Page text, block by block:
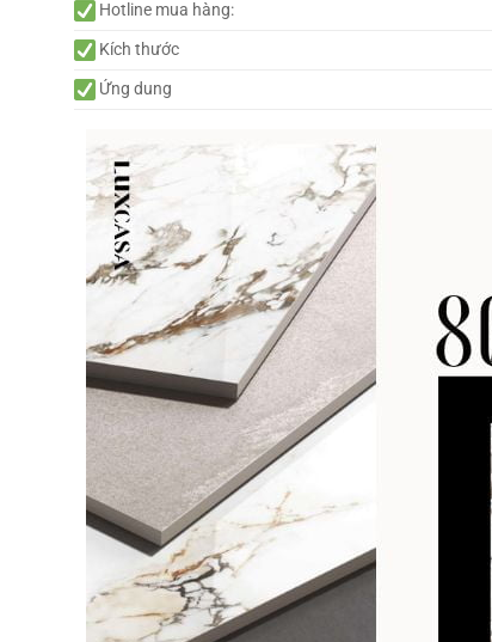
Hotline mua hàng:
Kích thước
Ứng dung